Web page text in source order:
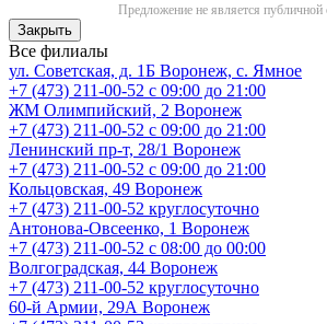
Предложение не является публичной
Закрыть
Все филиалы
ул. Советская, д. 1Б Воронеж, с. Ямное
+7 (473) 211-00-52 с 09:00 до 21:00
ЖМ Олимпийский, 2 Воронеж
+7 (473) 211-00-52 с 09:00 до 21:00
Ленинский пр-т, 28/1 Воронеж
+7 (473) 211-00-52 с 09:00 до 21:00
Кольцовская, 49 Воронеж
+7 (473) 211-00-52 круглосуточно
Антонова-Овсеенко, 1 Воронеж
+7 (473) 211-00-52 с 08:00 до 00:00
Волгоградская, 44 Воронеж
+7 (473) 211-00-52 круглосуточно
60-й Армии, 29А Воронеж